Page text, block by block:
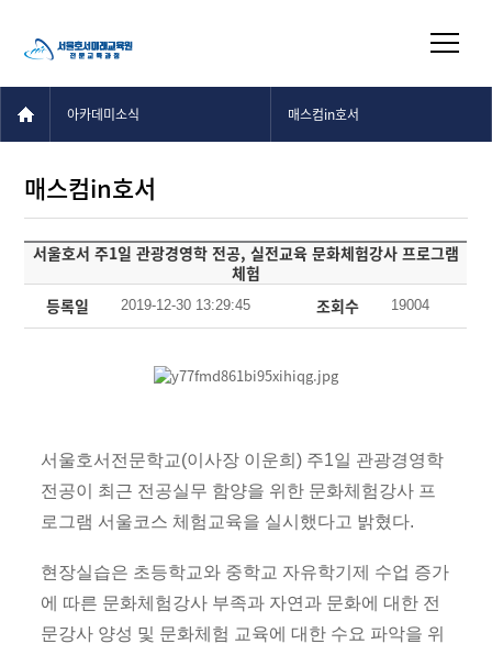
아카데미소식 매스컴in호서
매스컴in호서
서울호서 주1일 관광경영학 전공, 실전교육 문화체험강사 프로그램
체험
등록일
2019-12-30 13:29:45 조회수 19004
서울호서전문학교(이사장 이운희) 주1일 관광경영학
전공이 최근 전공실무 함양을 위한 문화체험강사 프
로그램 서울코스 체험교육을 실시했다고 밝혔다.
현장실습은 초등학교와 중학교 자유학기제 수업 증가
에 따른 문화체험강사 부족과 자연과 문화에 대한 전
문강사 양성 및 문화체험 교육에 대한 수요 파악을 위